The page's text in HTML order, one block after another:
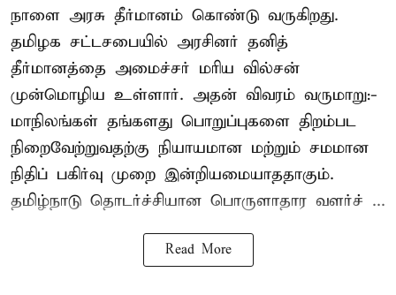
நாளை அரசு தீர்மானம் கொண்டு வருகிறது.
தமிழக சட்டசபையில் அரசினர் தனித்
தீர்மானத்தை அமைச்சர் மரிய வில்சன்
முன்மொழிய உள்ளார். அதன் விவரம் வருமாறு:-
மாநிலங்கள் தங்களது பொறுப்புகளை திறம்பட
நிறைவேற்றுவதற்கு நியாயமான மற்றும் சமமான
நிதிப் பகிர்வு முறை இன்றியமையாததாகும்.
தமிழ்நாடு தொடர்ச்சியான பொருளாதார வளர்ச் ...
Read More